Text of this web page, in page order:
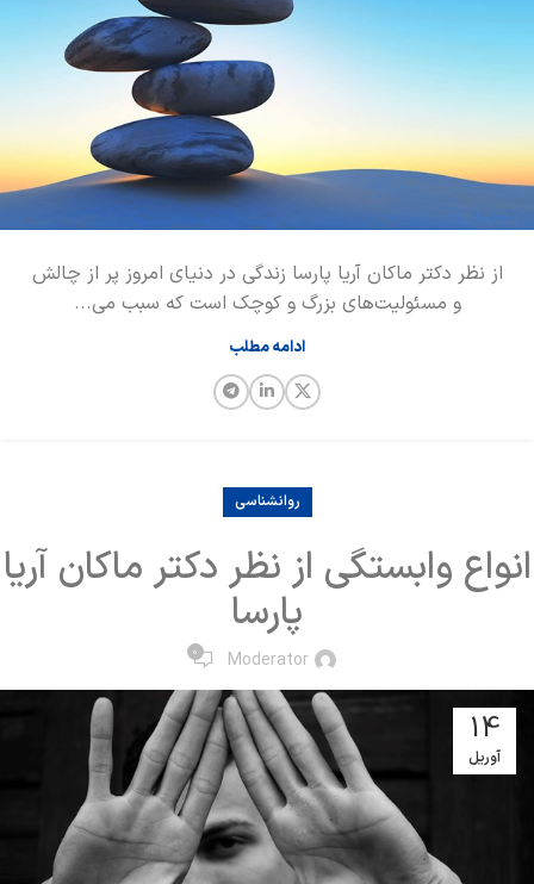
از نظر دکتر ماکان آریا پارسا زندگی در دنیای امروز پر از چالش
و مسئولیت‌های بزرگ و کوچک است که سبب می...
ادامه مطلب
روانشناسی
انواع وابستگی از نظر دکتر ماکان آریا
پارسا
Moderator
0
14
آوریل